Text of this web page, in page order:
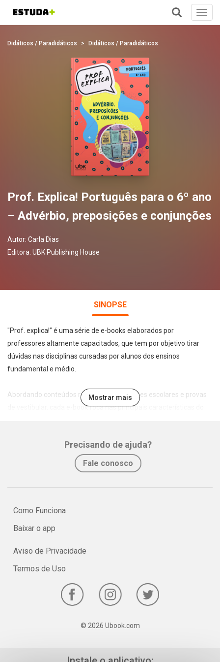
Didáticos / Paradidáticos Didáticos / Paradidáticos
Prof. Explica! Português para o 6º ano
– Advérbio, preposições e conjunções
Autor: Carla Dias
Editora: UBK Publishing House
SINOPSE
"Prof. explica!” é uma série de e-books elaborados por
professores altamente capacitados, que tem por objetivo tirar
dúvidas nas disciplinas cursadas por alunos dos ensinos
fundamental e médio.
Abordando conteúdos recorrentes em testes escolares e provas
de vestibular, cada e-book foca nas principais características do
No e-book "Prof. explica!” Português para o 6º ano serão vistos
pontos relevantes sobre o uso dos advérbios, das preposições e
Mostrar mais
Precisando de ajuda?
Fale conosco
Como Funciona
Baixar o app
Aviso de Privacidade
Termos de Uso
© 2026 Ubook.com